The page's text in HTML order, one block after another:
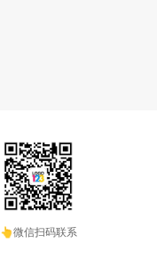
👆微信扫码联系